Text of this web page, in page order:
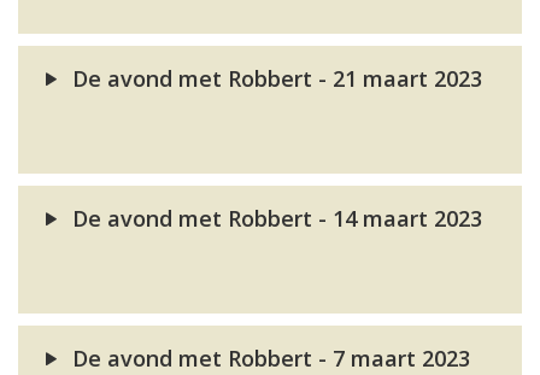
De avond met Robbert - 21 maart 2023
De avond met Robbert - 14 maart 2023
De avond met Robbert - 7 maart 2023